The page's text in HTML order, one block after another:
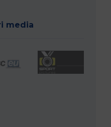
media